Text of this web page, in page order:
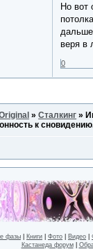
Но вот
дальше
веря в
0
»Сталкинг »
к
фазы Книги Фото Видео
Кастанеда форум|